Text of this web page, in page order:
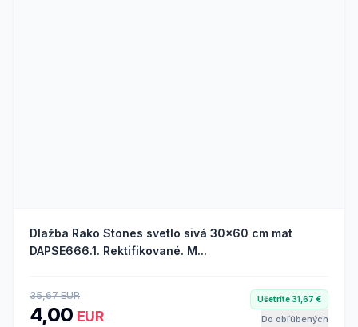
Dlažba Rako Stones svetlo sivá 30x60 cm mat
DAPSE666.1. Rektifikované. M...
35,67 EUR
4,00 EUR
Ušetríte 31,67 €
Do obľúbených